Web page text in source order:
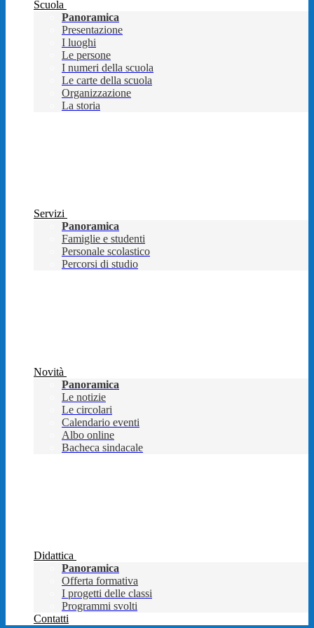
Scuola
Panoramica
Presentazione
I luoghi
Le persone
I numeri della scuola
Le carte della scuola
Organizzazione
La storia
Servizi
Panoramica
Famiglie e studenti
Personale scolastico
Percorsi di studio
Novità
Panoramica
Le notizie
Le circolari
Calendario eventi
Albo online
Bacheca sindacale
Didattica
Panoramica
Offerta formativa
I progetti delle classi
Programmi svolti
Contatti